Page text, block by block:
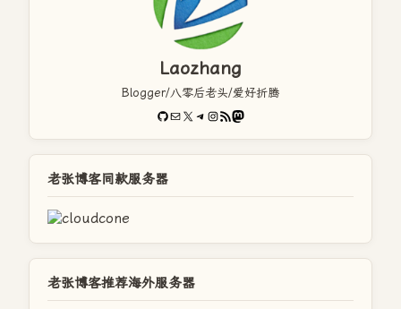
Laozhang
Blogger/八零后老头/爱好折腾
GitHub
电子邮件X Telegram
Instagram
RSS FeedMastodon
老张博客同款服务器
老张博客推荐海外服务器